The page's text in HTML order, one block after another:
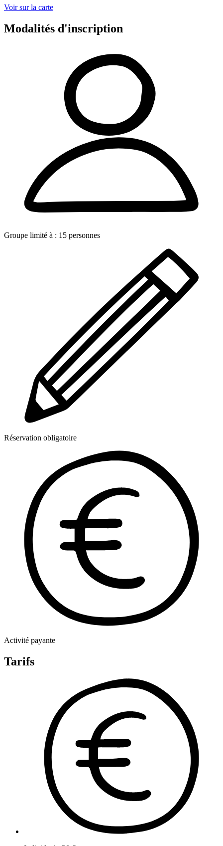
Voir sur la carte
Modalités d'inscription
Groupe limité à : 15 personnes
Réservation obligatoire
Activité payante
Tarifs